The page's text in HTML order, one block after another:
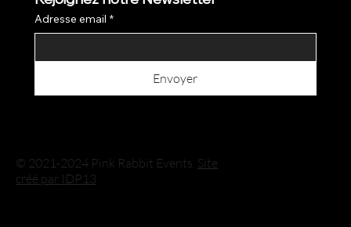
Adresse email *
Envoyer
© 2021-2024 Pink Rabbit Events. Site
créé par IDP13